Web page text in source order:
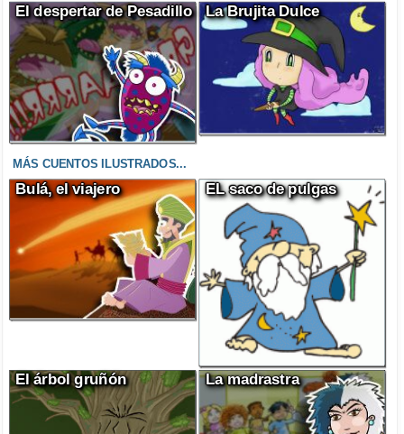
El despertar de Pesadillo La Brujita Dulce
MÁS CUENTOS ILUSTRADOS...
Bulá, el viajero EL saco de pulgas
El árbol gruñón La madrastra